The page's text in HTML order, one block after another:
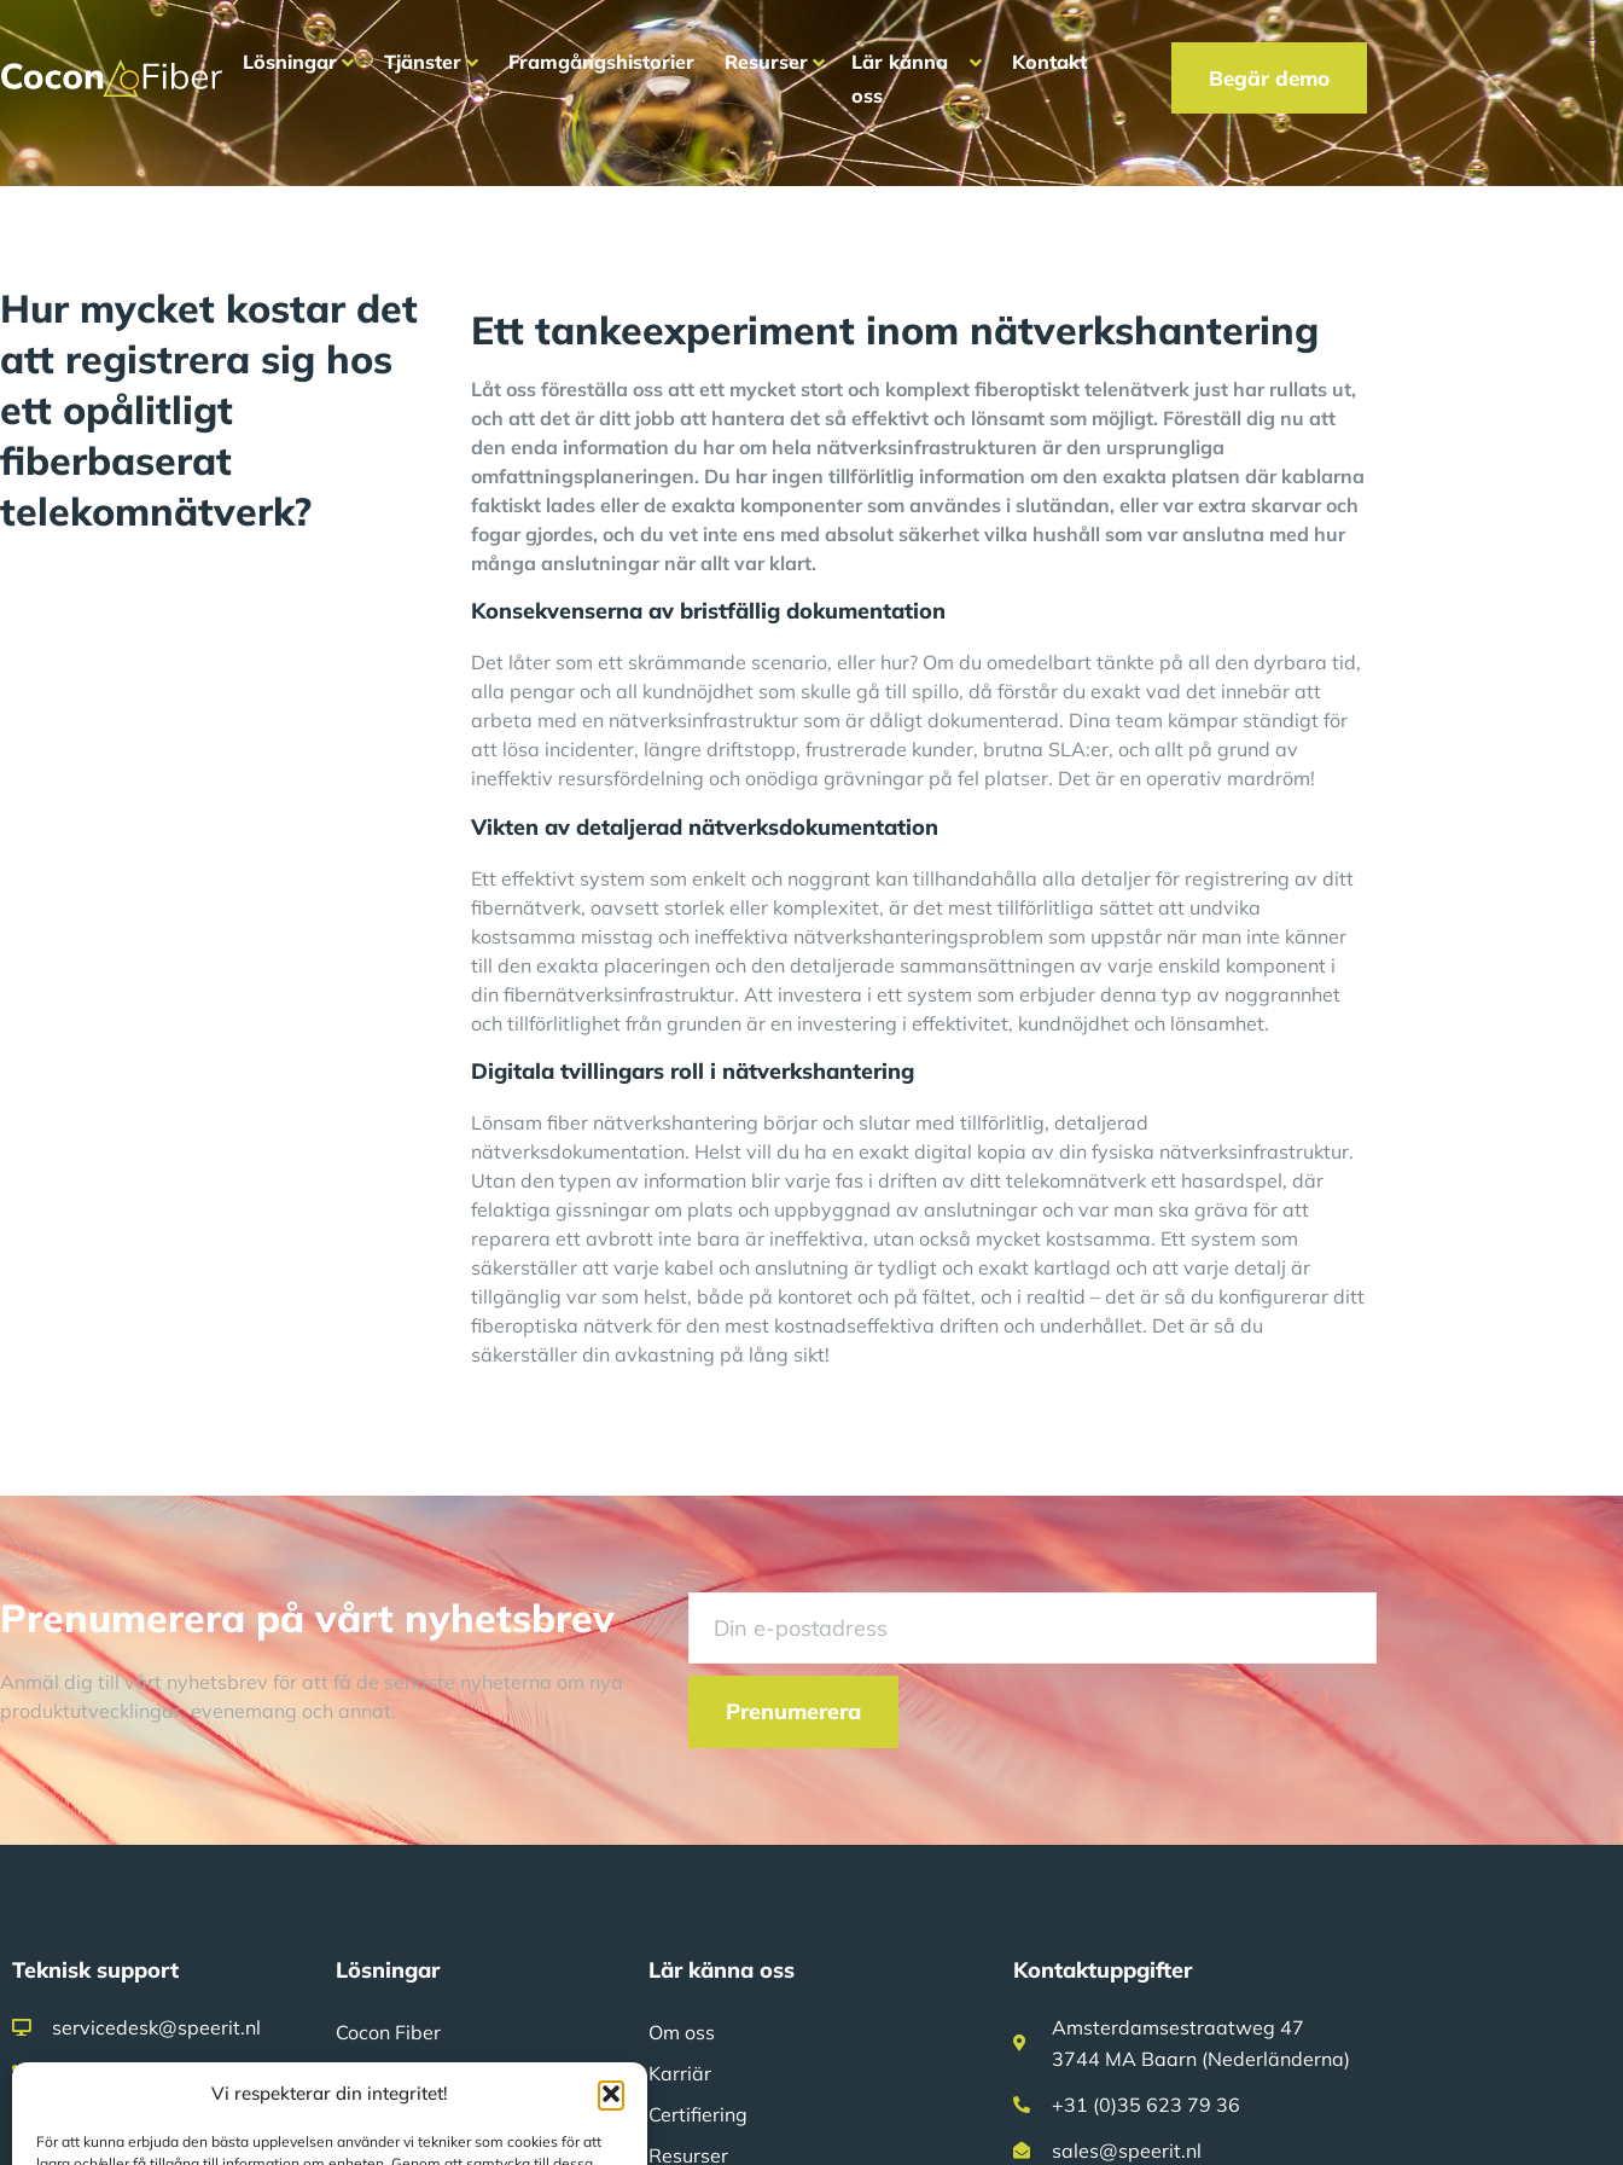
Vi respekterar din integritet!
För att kunna erbjuda den bästa upplevelsen använder vi tekniker som cookies för att
Lösningar Tjänster Framgångshistorier Resurser
Lär känna
oss
Kontakt
Begär demo
Hur mycket kostar det
att registrera sig hos
ett opålitligt
fiberbaserat
telekomnätverk?
Ett tankeexperiment inom nätverkshantering
Låt oss föreställa oss att ett mycket stort och komplext fiberoptiskt telenätverk just har rullats ut,
och att det är ditt jobb att hantera det så effektivt och lönsamt som möjligt. Föreställ dig nu att
den enda information du har om hela nätverksinfrastrukturen är den ursprungliga
omfattningsplaneringen. Du har ingen tillförlitlig information om den exakta platsen där kablarna
faktiskt lades eller de exakta komponenter som användes i slutändan, eller var extra skarvar och
fogar gjordes, och du vet inte ens med absolut säkerhet vilka hushåll som var anslutna med hur
många anslutningar när allt var klart.
Konsekvenserna av bristfällig dokumentation
Det låter som ett skrämmande scenario, eller hur? Om du omedelbart tänkte på all den dyrbara tid,
alla pengar och all kundnöjdhet som skulle gå till spillo, då förstår du exakt vad det innebär att
arbeta med en nätverksinfrastruktur som är dåligt dokumenterad. Dina team kämpar ständigt för
att lösa incidenter, längre driftstopp, frustrerade kunder, brutna SLA:er, och allt på grund av
ineffektiv resursfördelning och onödiga grävningar på fel platser. Det är en operativ mardröm!
Vikten av detaljerad nätverksdokumentation
Ett effektivt system som enkelt och noggrant kan tillhandahålla alla detaljer för registrering av ditt
fibernätverk, oavsett storlek eller komplexitet, är det mest tillförlitliga sättet att undvika
kostsamma misstag och ineffektiva nätverkshanteringsproblem som uppstår när man inte känner
till den exakta placeringen och den detaljerade sammansättningen av varje enskild komponent i
din fibernätverksinfrastruktur. Att investera i ett system som erbjuder denna typ av noggrannhet
och tillförlitlighet från grunden är en investering i effektivitet, kundnöjdhet och lönsamhet.
Digitala tvillingars roll i nätverkshantering
Lönsam fiber nätverkshantering börjar och slutar med tillförlitlig, detaljerad
nätverksdokumentation. Helst vill du ha en exakt digital kopia av din fysiska nätverksinfrastruktur.
Utan den typen av information blir varje fas i driften av ditt telekomnätverk ett hasardspel, där
felaktiga gissningar om plats och uppbyggnad av anslutningar och var man ska gräva för att
reparera ett avbrott inte bara är ineffektiva, utan också mycket kostsamma. Ett system som
säkerställer att varje kabel och anslutning är tydligt och exakt kartlagd och att varje detalj är
tillgänglig var som helst, både på kontoret och på fältet, och i realtid – det är så du konfigurerar ditt
fiberoptiska nätverk för den mest kostnadseffektiva driften och underhållet. Det är så du
säkerställer din avkastning på lång sikt!
Prenumerera på vårt nyhetsbrev
Anmäl dig till vårt nyhetsbrev för att få de senaste nyheterna om nya
produktutvecklingar, evenemang och annat.
Prenumerera
Teknisk support
servicedesk@speerit.nl
Lösningar
Cocon Fiber
Fältarbete
Lär känna oss
Om oss
Karriär
Certifiering
Resurser
Kontaktuppgifter
Amsterdamsestraatweg 47
3744 MA Baarn (Nederländerna)
+31 (0)35 623 79 36
sales@speerit.nl